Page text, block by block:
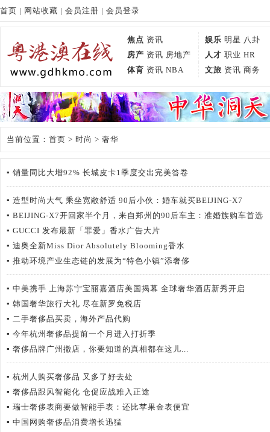
首页 | 网站收藏 | 会员注册 | 会员登录
焦点 资讯 娱乐 明星 八卦
房产 资讯 房地产 人才 职业 HR
体育 资讯 NBA 文旅 资讯 商务
当前位置： 首页 > 时尚 > 奢华
▪ 销量同比大增92% 长城皮卡1季度交出完美答卷
▪ 造型时尚大气 乘坐宽敞舒适 90后小伙：婚车就买BEIJING-X7
▪ BEIJING-X7开回家半个月，来自郑州的90后车主：准婚族购车首选
▪ GUCCI 发布最新「罪爱」香水广告大片
▪ 迪奥全新Miss Dior Absolutely Blooming香水
▪ 推动环境产业生态链的发展为“特色小镇”添奢侈
▪ 中美携手 上海苏宁宝丽嘉酒店美国揭幕 全球奢华酒店新秀开启
▪ 韩国奢华旅行大礼 尽在新罗免税店
▪ 二手奢侈品买卖，海外产品代购
▪ 今年杭州奢侈品提前一个月进入打折季
▪ 奢侈品牌广州撤店，你要知道的真相都在这儿...
▪ 杭州人购买奢侈品 又多了好去处
▪ 奢侈品跟风智能化 仓促应战难入正途
▪ 瑞士奢侈表商要做智能手表：还比苹果金表便宜
▪ 中国网购奢侈品消费增长迅猛